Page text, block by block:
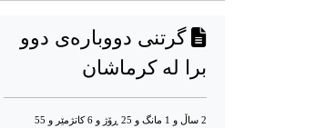
گرتنی دووبارەی دوو
برا لە کرماشان
2 ساڵ و 1 مانگ و 25 ڕۆژ و 6 کاتژمێر و 55